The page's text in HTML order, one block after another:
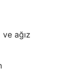
ağız